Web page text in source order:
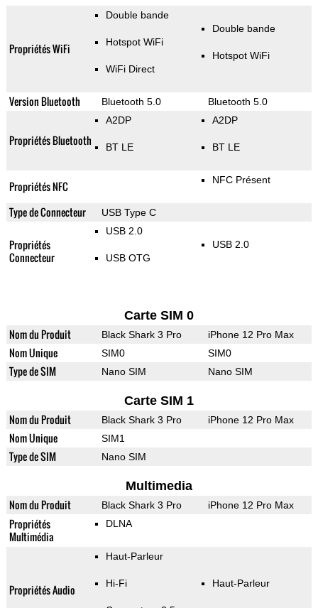
Propriétés WiFi
Double bande
Hotspot WiFi
WiFi Direct
Double bande
Hotspot WiFi
Version Bluetooth Bluetooth 5.0 Bluetooth 5.0
Propriétés Bluetooth
A2DP
BT LE
A2DP
BT LE
Propriétés NFC NFC Présent
Type de Connecteur USB Type C
Propriétés
Connecteur
USB 2.0
USB OTG
USB 2.0
Carte SIM 0
Nom du Produit Black Shark 3 Pro iPhone 12 Pro Max
Nom Unique SIM0 SIM0
Type de SIM Nano SIM Nano SIM
Carte SIM 1
Nom du Produit Black Shark 3 Pro iPhone 12 Pro Max
Nom Unique SIM1
Type de SIM Nano SIM
Multimedia
Nom du Produit Black Shark 3 Pro iPhone 12 Pro Max
Propriétés
Multimédia
DLNA
Propriétés Audio
Haut-Parleur
Hi-Fi Haut-Parleur